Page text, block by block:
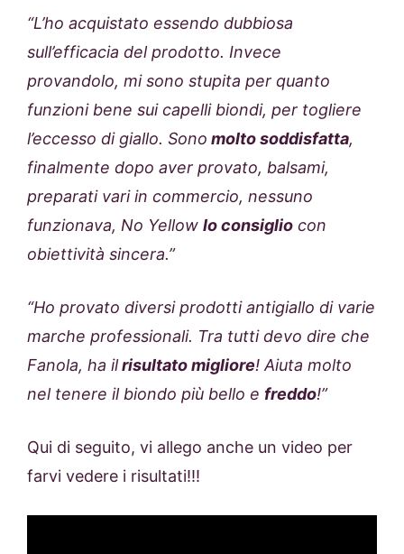
“L’ho acquistato essendo dubbiosa
sull’efficacia del prodotto. Invece
provandolo, mi sono stupita per quanto
funzioni bene sui capelli biondi, per togliere
l’eccesso di giallo. Sono molto soddisfatta,
finalmente dopo aver provato, balsami,
preparati vari in commercio, nessuno
funzionava, No Yellow lo consiglio con
obiettività sincera.”
“Ho provato diversi prodotti antigiallo di varie
marche professionali. Tra tutti devo dire che
Fanola, ha ilrisultato migliore! Aiuta molto
nel tenere il biondo più bello e freddo!”
Qui di seguito, vi allego anche un video per
farvi vedere i risultati!!!